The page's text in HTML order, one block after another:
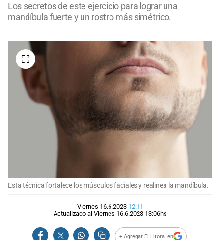
Los secretos de este ejercicio para lograr una
mandíbula fuerte y un rostro más simétrico.
Esta técnica fortalece los músculos faciales y realinea la mandíbula.
Viernes 16.6.2023 12:11
Actualizado al Viernes 16.6.2023 13:06hs
+ Agregar El Litoral en